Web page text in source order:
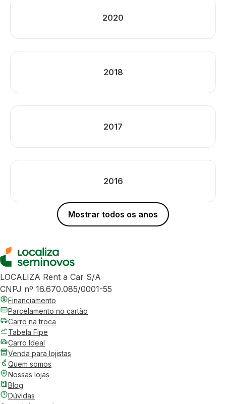
2020
2018
2017
2016
Mostrar todos os anos
LOCALIZA Rent a Car S/A
CNPJ nº 16.670.085/0001-55
Financiamento
Parcelamento no cartão
Carro na troca
Tabela Fipe
Carro Ideal
Venda para lojistas
Quem somos
Nossas lojas
Blog
Dúvidas